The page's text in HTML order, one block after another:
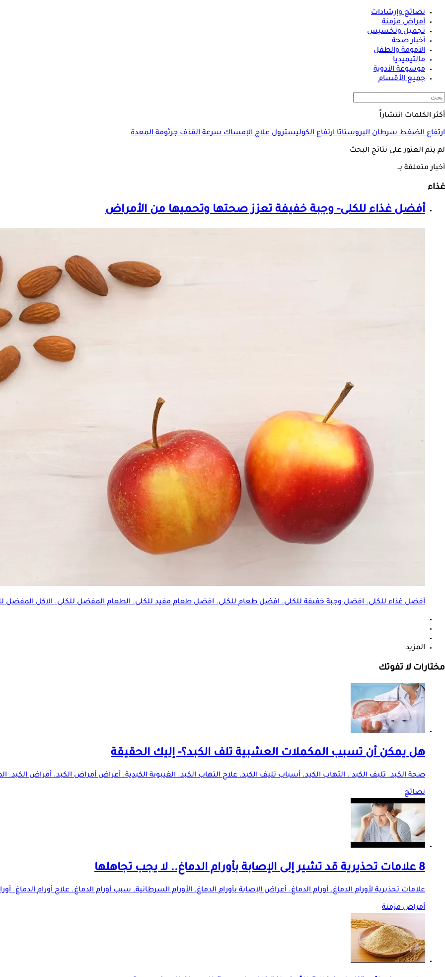
نصائح وإرشادات
أمراض مزمنة
تجميل وتخسيس
أخبار صحة
الأمومة والطفل
مالتيميديا
موسوعة الأدوية
جميع الأقسام
أكثر الكلمات انتشاراً
ارتفاع الضغطسرطان البروستاتاارتفاع الكوليسترولعلاج الإمساكسرعة القذفجرثومة المعدة
لم يتم العثور على نتائج البحث
أخبار متعلقة بــ
غذاء
أفضلغذاءللكلى- وجبة خفيفة تعزز صحتها وتحميها من الأمراض
أفضلغذاءللكلى. افضل وجبة خفيفة للكلى. افضل طعام للكلى. افضل طعام مفيد للكلى. الطعام المفضل للكلى. الاكل المفضل
المزيد
مختارات لا تفوتك
هل يمكن أن تسبب المكملات العشبية تلف الكبد؟- إليك الحقيقة
صحة الكبد. تليف الكبد . التهاب الكيد. أسباب تليف الكبد. علاج التهاب الكبد. الغيبوبة الكبدية. أعراض أمراض الكبد. أمراض الكبد.
نصائح
8 علامات تحذيرية قد تشير إلى الإصابة بأورام الدماغ.. لا يجب تجاهلها
علامات تحذيرية لأورام الدماغ. أورام الدماغ. أعراض الإصابة بأورام الدماغ. الأورام السرطانية. سبب أورام الدماغ. علاج أورام الدماغ.
أمراض مزمنة